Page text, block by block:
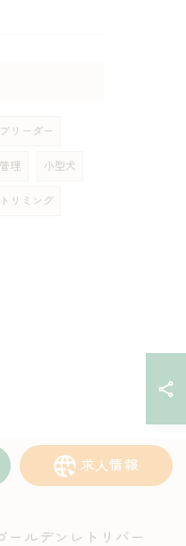
ブリーダー
理 小型犬
トリミング
求人情報
ールデンレトリバー